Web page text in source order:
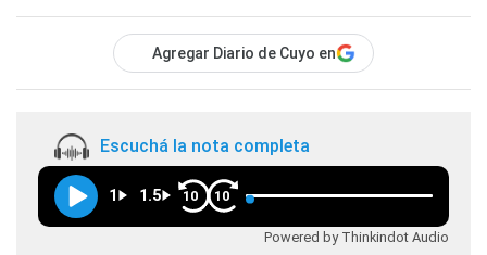
Agregar Diario de Cuyo en
Escuchá la nota completa
1 1.5 10 10
Powered by Thinkindot Audio